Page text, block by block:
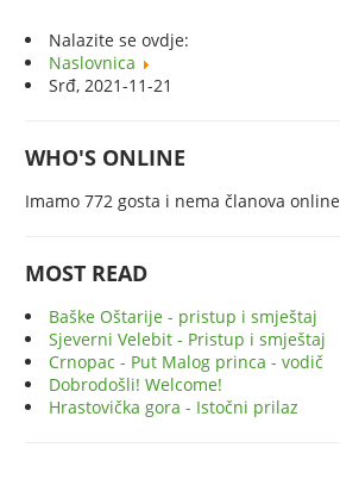
Nalazite se ovdje:
Naslovnica
Srđ, 2021-11-21
WHO'S ONLINE
Imamo 772 gosta i nema članova online
MOST READ
Baške Oštarije - pristup i smještaj
Sjeverni Velebit - Pristup i smještaj
Crnopac - Put Malog princa - vodič
Dobrodošli! Welcome!
Hrastovička gora - Istočni prilaz